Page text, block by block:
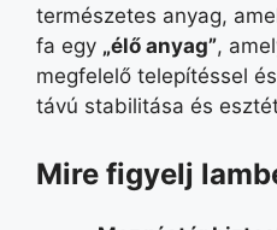
természetes anyag,
fa egy „élő anyag”,
megfelelő telepítéssel
távú stabilitása és
Mire figyelj